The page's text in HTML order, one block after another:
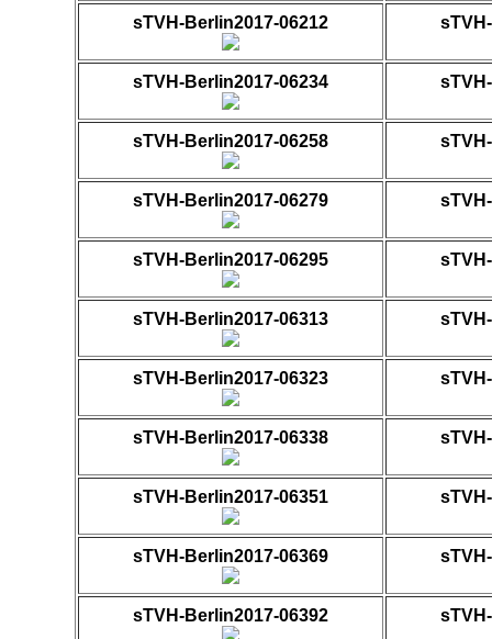
sTVH-Berlin2017-06212
sTVH-Berlin2017-06234
sTVH-Berlin2017-06258
sTVH-Berlin2017-06279
sTVH-Berlin2017-06295
sTVH-Berlin2017-06313
sTVH-Berlin2017-06323
sTVH-Berlin2017-06338
sTVH-Berlin2017-06351
sTVH-Berlin2017-06369
sTVH-Berlin2017-06392